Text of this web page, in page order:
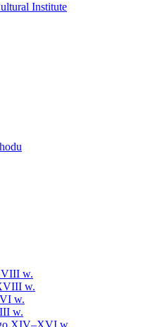
Institute
w.
w.
w.
w.
XIV–XVI w.